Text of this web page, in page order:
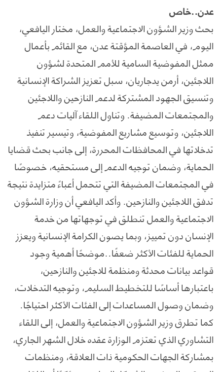
عدن..خاص
بحث وزير الشؤون الاجتماعية والعمل، مختار اليافعي،
اليوم، في العاصمة المؤقتة عدن، مع القائم بأعمال
ممثل المفوضية السامية للأمم المتحدة لشؤون
اللاجئين، أرمن يدجاريان، سبل تعزيز الشراكة الإنسانية
وتنسيق الجهود المشتركة لدعم النازحين واللاجئين
والمجتمعات المضيفة. وتناول اللقاء آليات دعم
اللاجئين، وتوسيع مشاريع المفوضية، وتيسير تنفيذ
تدخلاتها في المحافظات المحررة، إلى جانب بحث قضايا
الحماية، وضمان توجيه الدعم إلى مستحقيه، خصوصًا
في المجتمعات المضيفة التي تتحمل أعباءً متزايدة نتيجة
تدفق اللاجئين والنازحين. وأكد اليافعي أن وزارة الشؤون
الاجتماعية والعمل تنطلق في توجهاتها من خدمة
الإنسان دون تمييز، وبما يصون الكرامة الإنسانية ويعزز
الحماية للفئات الأكثر ضعفًا..موضحًا أهمية وجود
قواعد بيانات محدثة ومنظمة للاجئين والنازحين،
باعتبارها أساسًا للتخطيط السليم، وتوجيه التدخلات،
وضمان وصول المساعدات إلى الفئات الأكثر احتياجًا.
كما تطرق وزير الشؤون الاجتماعية والعمل، إلى اللقاء
التشاوري الذي تعتزم الوزارة عقده خلال الشهر الجاري،
بمشاركة الجهات الحكومية ذات العلاقة، ومنظمات